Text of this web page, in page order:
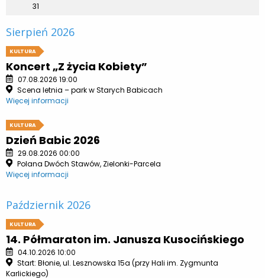
31
Sierpień 2026
KULTURA
Koncert „Z życia Kobiety”
07.08.2026 19:00
Scena letnia – park w Starych Babicach
Więcej informacji
KULTURA
Dzień Babic 2026
29.08.2026 00:00
Polana Dwóch Stawów, Zielonki-Parcela
Więcej informacji
Październik 2026
KULTURA
14. Półmaraton im. Janusza Kusocińskiego
04.10.2026 10:00
Start: Błonie, ul. Lesznowska 15a (przy Hali im. Zygmunta
Karlickiego)